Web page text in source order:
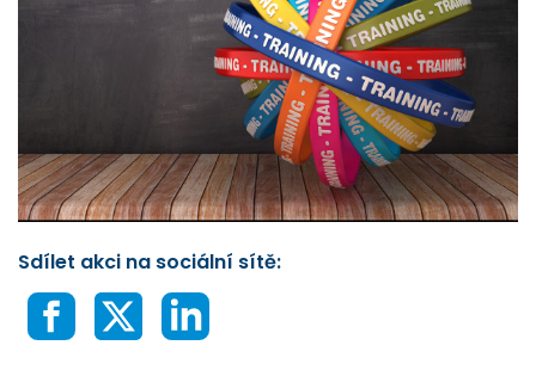
Sdílet akci na sociální sítě: